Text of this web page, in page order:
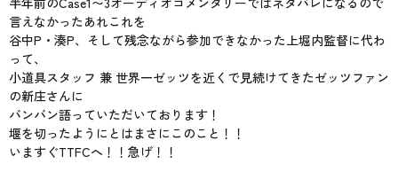
言えなかったあれこれを
谷中P・湊P、そして残念ながら参加できなかった上堀内監督に代わ
って、
小道具スタッフ 兼 世界一ゼッツを近くで見続けてきたゼッツファン
の新庄さんに
バンバン語っていただいております！
堰を切ったようにとはまさにこのこと！！
いますぐTTFCへ！！急げ！！